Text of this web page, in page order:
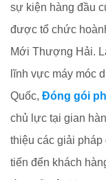
sự kiện hàng đầu
được tổ chức
Mới Thượng Hải.
lĩnh vực máy móc
Quốc, Đóng gói
chủ lực tại gian
thiệu các giải
tiến đến khách